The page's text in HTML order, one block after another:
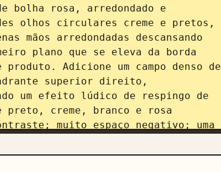
bolha rosa, arredondado e
olhos circulares creme e pretos,
mãos arredondadas descansando
plano que se eleva da borda
Adicione um campo denso de
superior direito,
um efeito lúdico de respingo de
preto, creme, branco e rosa
muito espaço negativo; uma
centralizado à direita; composição